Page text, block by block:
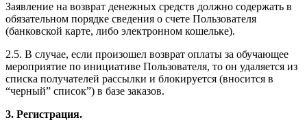
Заявление на возврат денежных средств должно содержать в
обязательном порядке сведения о счете Пользователя
(банковской карте, либо электронном кошельке).
2.5. В случае, если произошел возврат оплаты за обучающее
мероприятие по инициативе Пользователя, то он удаляется из
списка получателей рассылки и блокируется (вносится в
“черный” список”) в базе заказов.
3. Регистрация.